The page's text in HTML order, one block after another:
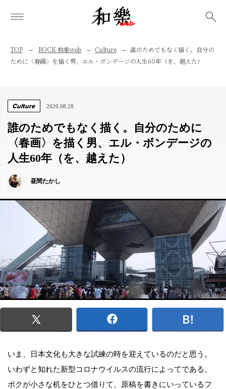
TOP ROCK 和樂web Culture
誰のためでもなく描く。自分の
ために〈春画〉を描く男、エル・ボンデージの人生60年（を、越えた）
Culture 2020.08.28
誰のためでもなく描く。自分のために
〈春画〉を描く男、エル・ボンデージの
人生60年（を、越えた）
昼間たかし
いま、日本文化も大きな試練の時を迎えているのだと思う。
いわずと知れた新型コロナウイルスの流行によってである。
ボクが小さな机をひとつ借りて、原稿を書きにいっているフ